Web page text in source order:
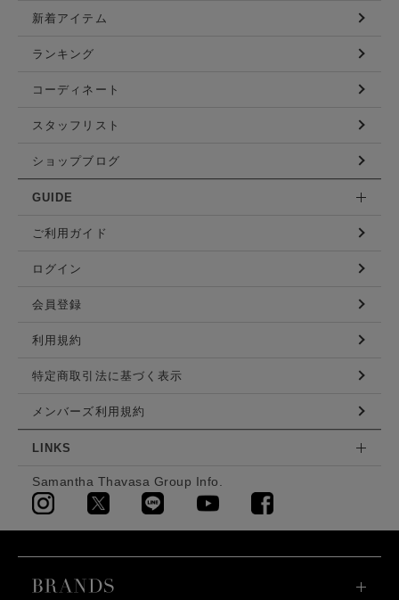
新着アイテム
ランキング
コーディネート
スタッフリスト
ショップブログ
GUIDE
ご利用ガイド
ログイン
会員登録
利用規約
特定商取引法に基づく表示
メンバーズ利用規約
LINKS
Samantha Thavasa Group Info.